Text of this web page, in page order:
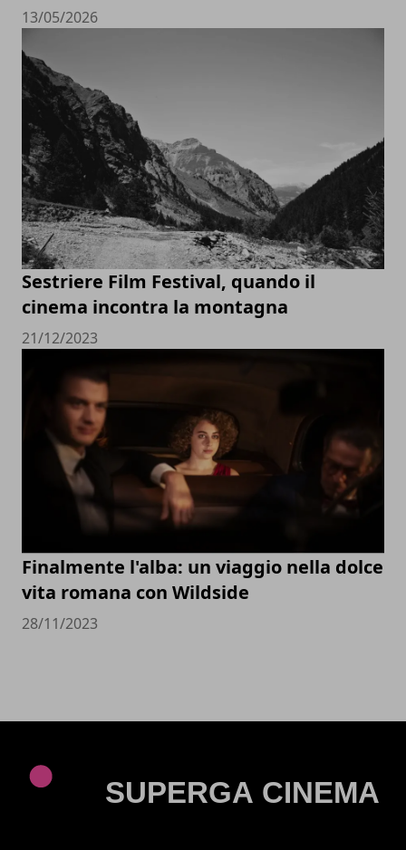
13/05/2026
Sestriere Film Festival, quando il
cinema incontra la montagna
21/12/2023
Finalmente l'alba: un viaggio nella dolce
vita romana con Wildside
28/11/2023